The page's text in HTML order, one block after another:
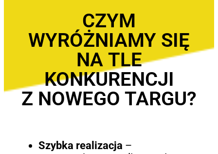
CZYM
WYRÓŻNIAMY SIĘ
NA TLE
KONKURENCJI
Z NOWEGO TARGU?
Szybka realizacja –